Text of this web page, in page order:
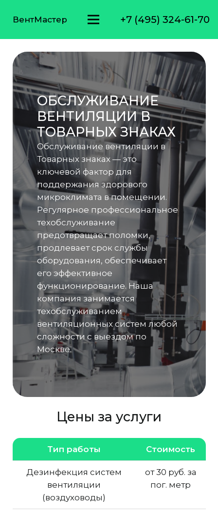
ВентМастер +7 (495) 324-61-70
ОБСЛУЖИВАНИЕ
ВЕНТИЛЯЦИИ В
ТОВАРНЫХ ЗНАКАХ
Обслуживание вентиляции в
Товарных знаках — это
ключевой фактор для
поддержания здорового
микроклимата в помещении.
Регулярное профессиональное
техобслуживание
предотвращает поломки,
продлевает срок службы
оборудования, обеспечивает
его эффективное
функционирование. Наша
компания занимается
техобслуживанием
вентиляционных систем любой
сложности с выездом по
Москве.
Цены за услуги
Тип работы Стоимость
Дезинфекция систем
вентиляции
(воздуховоды)
от 30 руб. за
пог. метр